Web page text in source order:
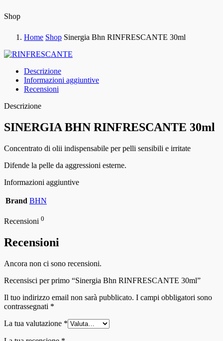
Shop
Home Shop Sinergia Bhn RINFRESCANTE 30ml
Descrizione
Informazioni aggiuntive
Recensioni
Descrizione
SINERGIA BHN RINFRESCANTE 30ml
Concentrato di olii indispensabile per pelli sensibili e irritate
Difende la pelle da aggressioni esterne.
Informazioni aggiuntive
Brand BHN
Recensioni 0
Recensioni
Ancora non ci sono recensioni.
Recensisci per primo “Sinergia Bhn RINFRESCANTE 30ml”
Il tuo indirizzo email non sarà pubblicato. I campi obbligatori sono
contrassegnati *
La tua valutazione *